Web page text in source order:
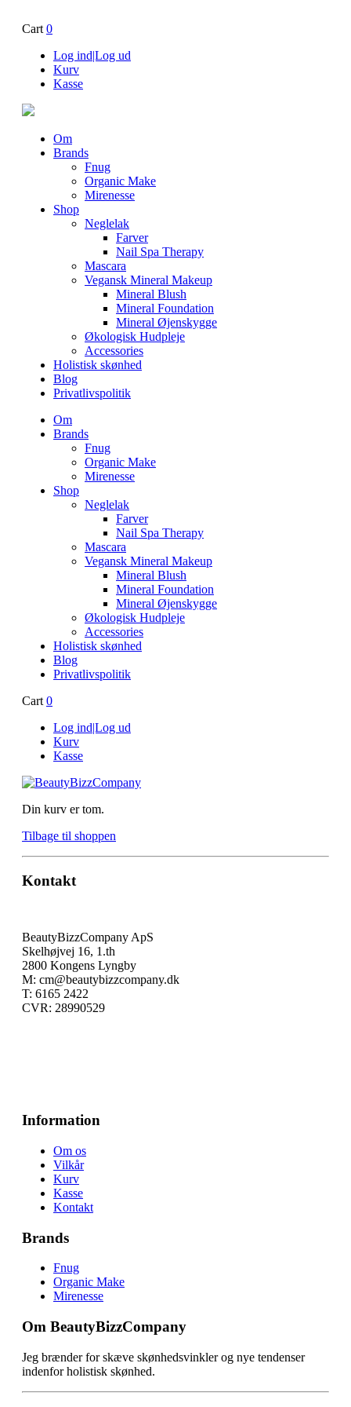
Cart 0
Log ind|Log ud
Kurv
Kasse
Om
Brands
Fnug
Organic Make
Mirenesse
Shop
Neglelak
Farver
Nail Spa Therapy
Mascara
Vegansk Mineral Makeup
Mineral Blush
Mineral Foundation
Mineral Øjenskygge
Økologisk Hudpleje
Accessories
Holistisk skønhed
Blog
Privatlivspolitik
Om
Brands
Fnug
Organic Make
Mirenesse
Shop
Neglelak
Farver
Nail Spa Therapy
Mascara
Vegansk Mineral Makeup
Mineral Blush
Mineral Foundation
Mineral Øjenskygge
Økologisk Hudpleje
Accessories
Holistisk skønhed
Blog
Privatlivspolitik
Cart 0
Log ind|Log ud
Kurv
Kasse
Din kurv er tom.
Tilbage til shoppen
Kontakt
BeautyBizzCompany ApS
Skelhøjvej 16, 1.th
2800 Kongens Lyngby
M: cm@beautybizzcompany.dk
T: 6165 2422
CVR: 28990529
Information
Om os
Vilkår
Kurv
Kasse
Kontakt
Brands
Fnug
Organic Make
Mirenesse
Om BeautyBizzCompany
Jeg brænder for skæve skønhedsvinkler og nye tendenser
indenfor holistisk skønhed.